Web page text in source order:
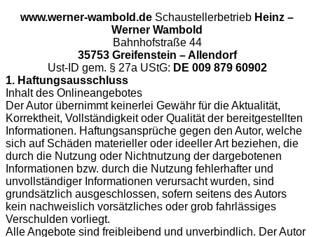
www.werner-wambold.de Schaustellerbetrieb Heinz –
Werner Wambold
Bahnhofstraße 44
35753 Greifenstein – Allendorf
Ust-ID gem. § 27a UStG: DE 009 879 60902
1. Haftungsausschluss
Inhalt des Onlineangebotes
Der Autor übernimmt keinerlei Gewähr für die Aktualität,
Korrektheit, Vollständigkeit oder Qualität der bereitgestellten
Informationen. Haftungsansprüche gegen den Autor, welche
sich auf Schäden materieller oder ideeller Art beziehen, die
durch die Nutzung oder Nichtnutzung der dargebotenen
Informationen bzw. durch die Nutzung fehlerhafter und
unvollständiger Informationen verursacht wurden, sind
grundsätzlich ausgeschlossen, sofern seitens des Autors
kein nachweislich vorsätzliches oder grob fahrlässiges
Verschulden vorliegt.
Alle Angebote sind freibleibend und unverbindlich. Der Autor